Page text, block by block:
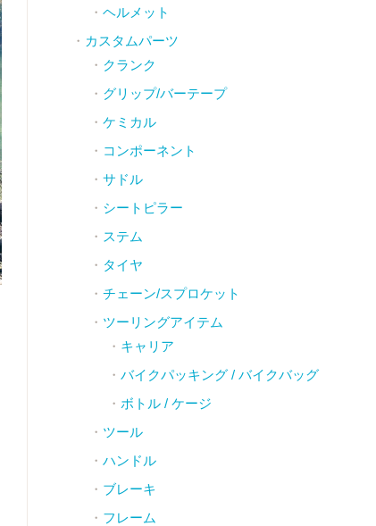
ヘルメット
カスタムパーツ
クランク
グリップ/バーテープ
ケミカル
コンポーネント
サドル
シートピラー
ステム
タイヤ
チェーン/スプロケット
ツーリングアイテム
キャリア
バイクパッキング / バイクバッグ
ボトル / ケージ
ツール
ハンドル
ブレーキ
フレーム